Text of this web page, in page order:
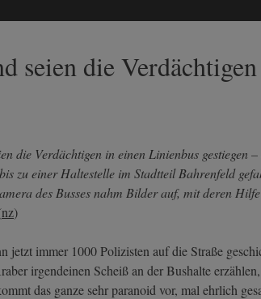
seien die
die Verdächtigen in einen Linienbus gestiegen
zu einer Haltestelle im Stadtteil Bahrenfeld
des Busses nahm Bilder auf, mit deren
nz)
jetzt immer 1000 Polizisten auf die Straße
irgendeinen Scheiß an der Bushalte
das ganze sehr paranoid vor, mal ehrlich